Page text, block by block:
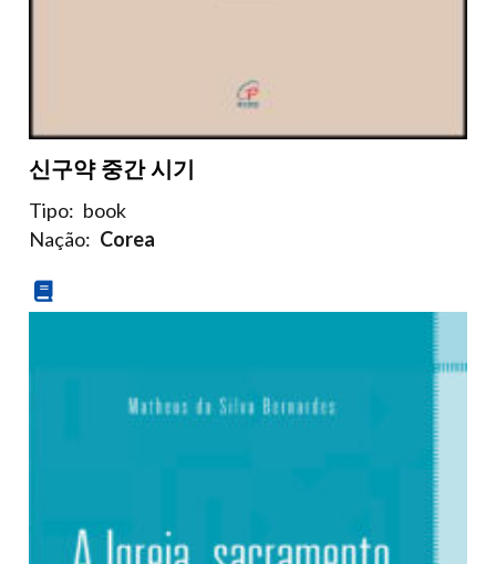
신구약 중간 시기
Tipo: book
Nação: Corea